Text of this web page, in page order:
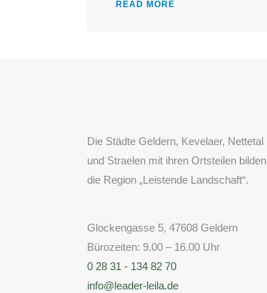
READ MORE
Die Städte Geldern, Kevelaer, Nettetal
und Straelen mit ihren Ortsteilen bilden
die Region „Leistende Landschaft“.
Glockengasse 5, 47608 Geldern
Bürozeiten: 9.00 – 16.00 Uhr
0 28 31 - 134 82 70
info@leader-leila.de